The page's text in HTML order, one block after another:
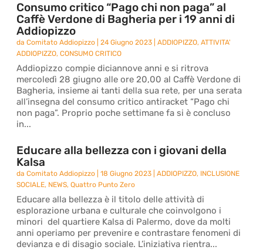
Consumo critico “Pago chi non paga” al
Caffè Verdone di Bagheria per i 19 anni di
Addiopizzo
daComitato Addiopizzo |24 Giugno 2023 |ADDIOPIZZO,ATTIVITA'
ADDIOPIZZO,CONSUMO CRITICO
Addiopizzo compie diciannove anni e si ritrova
mercoledì 28 giugno alle ore 20,00 al Caffè Verdone di
Bagheria, insieme ai tanti della sua rete, per una serata
all’insegna del consumo critico antiracket “Pago chi
non paga”. Proprio poche settimane fa si è concluso
in...
Educare alla bellezza con i giovani della
Kalsa
daComitato Addiopizzo |18 Giugno 2023 |ADDIOPIZZO, INCLUSIONE
SOCIALE, NEWS,Quattro Punto Zero
Educare alla bellezza è il titolo delle attività di
esplorazione urbana e culturale che coinvolgono i
minori del quartiere Kalsa di Palermo, dove da molti
anni operiamo per prevenire e contrastare fenomeni di
devianza e di disagio sociale. L’iniziativa rientra...